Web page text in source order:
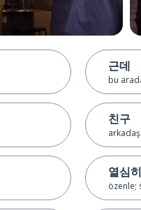
근데
bu
친구
arkadaş
열심히
özenle;